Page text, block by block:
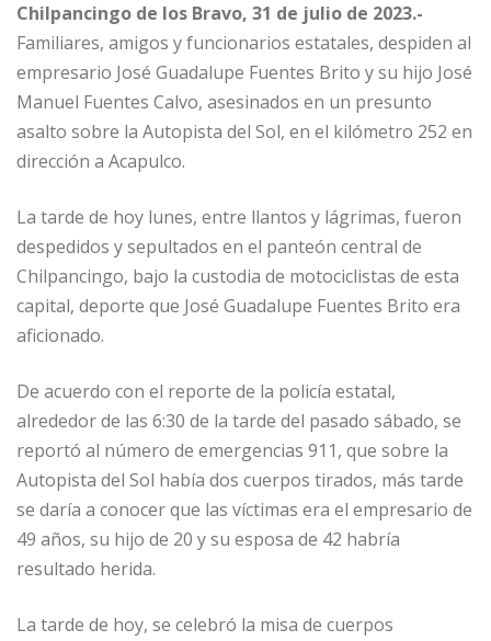
Chilpancingo de los Bravo, 31 de julio de 2023.-
Familiares, amigos y funcionarios estatales, despiden al
empresario José Guadalupe Fuentes Brito y su hijo José
Manuel Fuentes Calvo, asesinados en un presunto
asalto sobre la Autopista del Sol, en el kilómetro 252 en
dirección a Acapulco.
La tarde de hoy lunes, entre llantos y lágrimas, fueron
despedidos y sepultados en el panteón central de
Chilpancingo, bajo la custodia de motociclistas de esta
capital, deporte que José Guadalupe Fuentes Brito era
aficionado.
De acuerdo con el reporte de la policía estatal,
alrededor de las 6:30 de la tarde del pasado sábado, se
reportó al número de emergencias 911, que sobre la
Autopista del Sol había dos cuerpos tirados, más tarde
se daría a conocer que las víctimas era el empresario de
49 años, su hijo de 20 y su esposa de 42 habría
resultado herida.
La tarde de hoy, se celebró la misa de cuerpos